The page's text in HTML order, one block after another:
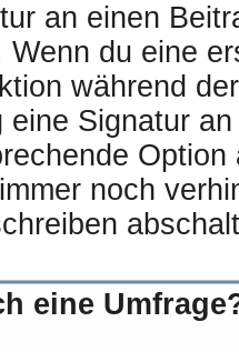
an einen
Wenn du eine
während
eine Signatur
noch
eine